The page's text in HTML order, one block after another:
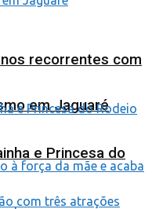
recorrentes com
em Jaguaré
e Princesa do